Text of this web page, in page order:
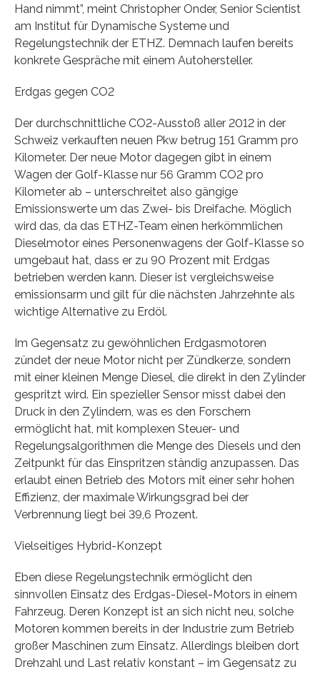
Hand nimmt”, meint Christopher Onder, Senior Scientist
am Institut für Dynamische Systeme und
Regelungstechnik der ETHZ. Demnach laufen bereits
konkrete Gespräche mit einem Autohersteller.
Erdgas gegen CO2
Der durchschnittliche CO2-Ausstoß aller 2012 in der
Schweiz verkauften neuen Pkw betrug 151 Gramm pro
Kilometer. Der neue Motor dagegen gibt in einem
Wagen der Golf-Klasse nur 56 Gramm CO2 pro
Kilometer ab – unterschreitet also gängige
Emissionswerte um das Zwei- bis Dreifache. Möglich
wird das, da das ETHZ-Team einen herkömmlichen
Dieselmotor eines Personenwagens der Golf-Klasse so
umgebaut hat, dass er zu 90 Prozent mit Erdgas
betrieben werden kann. Dieser ist vergleichsweise
emissionsarm und gilt für die nächsten Jahrzehnte als
wichtige Alternative zu Erdöl.
Im Gegensatz zu gewöhnlichen Erdgasmotoren
zündet der neue Motor nicht per Zündkerze, sondern
mit einer kleinen Menge Diesel, die direkt in den Zylinder
gespritzt wird. Ein spezieller Sensor misst dabei den
Druck in den Zylindern, was es den Forschern
ermöglicht hat, mit komplexen Steuer- und
Regelungsalgorithmen die Menge des Diesels und den
Zeitpunkt für das Einspritzen ständig anzupassen. Das
erlaubt einen Betrieb des Motors mit einer sehr hohen
Effizienz, der maximale Wirkungsgrad bei der
Verbrennung liegt bei 39,6 Prozent.
Vielseitiges Hybrid-Konzept
Eben diese Regelungstechnik ermöglicht den
sinnvollen Einsatz des Erdgas-Diesel-Motors in einem
Fahrzeug. Deren Konzept ist an sich nicht neu, solche
Motoren kommen bereits in der Industrie zum Betrieb
großer Maschinen zum Einsatz. Allerdings bleiben dort
Drehzahl und Last relativ konstant – im Gegensatz zu